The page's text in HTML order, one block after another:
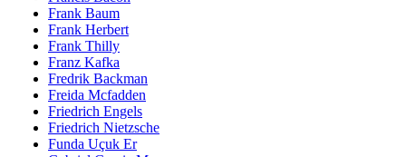
Frank Baum
Frank Herbert
Frank Thilly
Franz Kafka
Fredrik Backman
Freida Mcfadden
Friedrich Engels
Friedrich Nietzsche
Funda Uçuk Er